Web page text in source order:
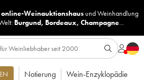
online-Weinauktionshaus undWeinhandlung
Burgund, Bordeaux, Champagne...
Notierung Wein-Enzyklopädie